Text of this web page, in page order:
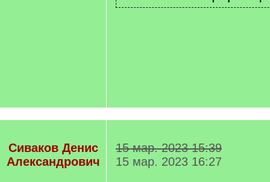
Сиваков Денис
Александрович
15 мар. 2023 15:39
15 мар. 2023 16:27